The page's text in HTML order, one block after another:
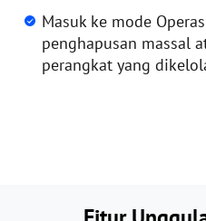
Masuk ke mode
penghapusan massal
perangkat yang